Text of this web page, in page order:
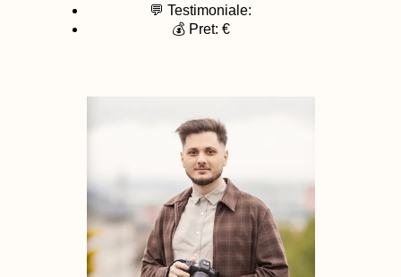
💬 Testimoniale:
💰 Pret: €